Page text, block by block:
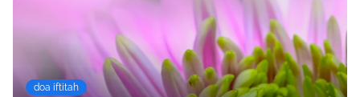
doa iftitah